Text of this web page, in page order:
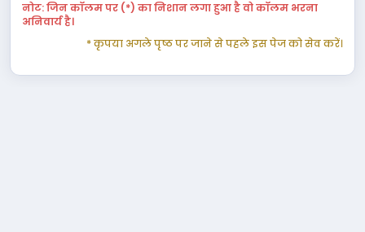
नोट: जिन कॉलम पर (*) का निशान लगा हुआ है वो कॉलम भरना
अनिवार्य है।
* कृपया अगले पृष्ठ पर जाने से पहले इस पेज को सेव करें।